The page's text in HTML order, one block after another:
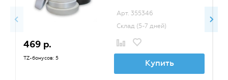
Арт. 355346
Склад (5-7 дней)
469 р.
TZ-бонусов: 5 Купить